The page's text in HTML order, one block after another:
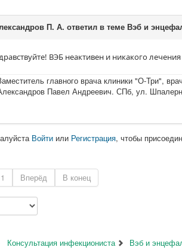
П. А. ответил в теме Вэб и
ВЭБ неактивен и никакого
главного врача клиники "О-Три",
Павел Андреевич. СПб, ул.
Войтиили Регистрация, чтобы
1 Вперёд В конец
Консультация инфекциониста Вэб и